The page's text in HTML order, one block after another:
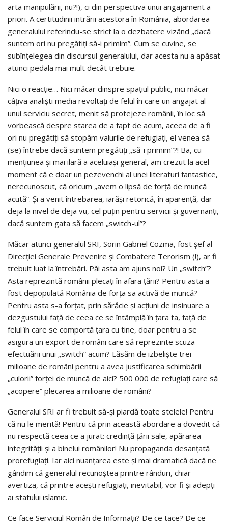
arta manipulării, nu?!), ci din perspectiva unui angajament a
priori. A certitudinii intrării acestora în România, abordarea
generalului referindu-se strict la o dezbatere vizând „dacă
suntem ori nu pregătiți să-i primim”. Cum se cuvine, se
subînțelegea din discursul generalului, dar acesta nu a apăsat
atunci pedala mai mult decât trebuie.
Nici o reacție… Nici măcar dinspre spațiul public, nici măcar
câțiva analiști media revoltați de felul în care un angajat al
unui serviciu secret, menit să protejeze românii, în loc să
vorbească despre starea de a fapt de acum, aceea de a fi
ori nu pregătiți să stopăm valurile de refugiați, el venea să
(se) întrebe dacă suntem pregătiți „să-i primim”?! Ba, cu
mențiunea și mai ilară a aceluiași general, am crezut la acel
moment că e doar un pezevenchi al unei literaturi fantastice,
nerecunoscut, că oricum „avem o lipsă de forţă de muncă
acută”. Și a venit întrebarea, iarăși retorică, în aparență, dar
deja la nivel de deja vu, cel puțin pentru servicii și guvernanți,
dacă suntem gata să facem „switch-ul”?
Măcar atunci generalul SRI, Sorin Gabriel Cozma, fost șef al
Direcției Generale Prevenire și Combatere Terorism (!), ar fi
trebuit luat la întrebări. Păi asta am ajuns noi? Un „switch”?
Asta reprezintă românii plecați în afara țării? Pentru asta a
fost depopulată România de forța sa activă de muncă?
Pentru asta s-a forțat, prin sărăcie și acțiuni de insinuare a
dezgustului față de ceea ce se întâmplă în țara ta, față de
felul în care se comportă țara cu tine, doar pentru a se
asigura un export de români care să reprezinte scuza
efectuării unui „switch” acum? Lăsăm de izbeliște trei
milioane de români pentru a avea justificarea schimbării
„culorii” forței de muncă de aici? 500 000 de refugiați care să
„acopere” plecarea a milioane de români?
Generalul SRI ar fi trebuit să-și piardă toate stelele! Pentru
că nu le merită! Pentru că prin această abordare a dovedit că
nu respectă ceea ce a jurat: credință țării sale, apărarea
integrității și a binelui românilor! Nu propaganda desanțată
prorefugiați. Iar aici nuanțarea este și mai dramatică dacă ne
gândim că generalul recunoștea printre rânduri, chiar
avertiza, că printre acești refugiați, inevitabil, vor fi și adepți
ai statului islamic.
Ce face Serviciul Român de Informații? De ce tace? De ce